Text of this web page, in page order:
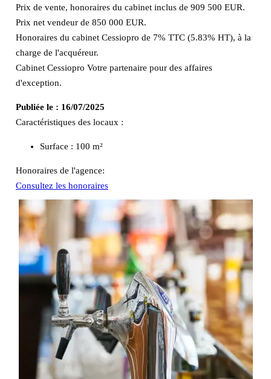
Prix de vente, honoraires du cabinet inclus de 909 500 EUR.
Prix net vendeur de 850 000 EUR.
Honoraires du cabinet Cessiopro de 7% TTC (5.83% HT), à la
charge de l'acquéreur.
Cabinet Cessiopro Votre partenaire pour des affaires
d'exception.
Publiée le : 16/07/2025
Caractéristiques des locaux :
Surface : 100 m²
Honoraires de l'agence:
Consultez les honoraires